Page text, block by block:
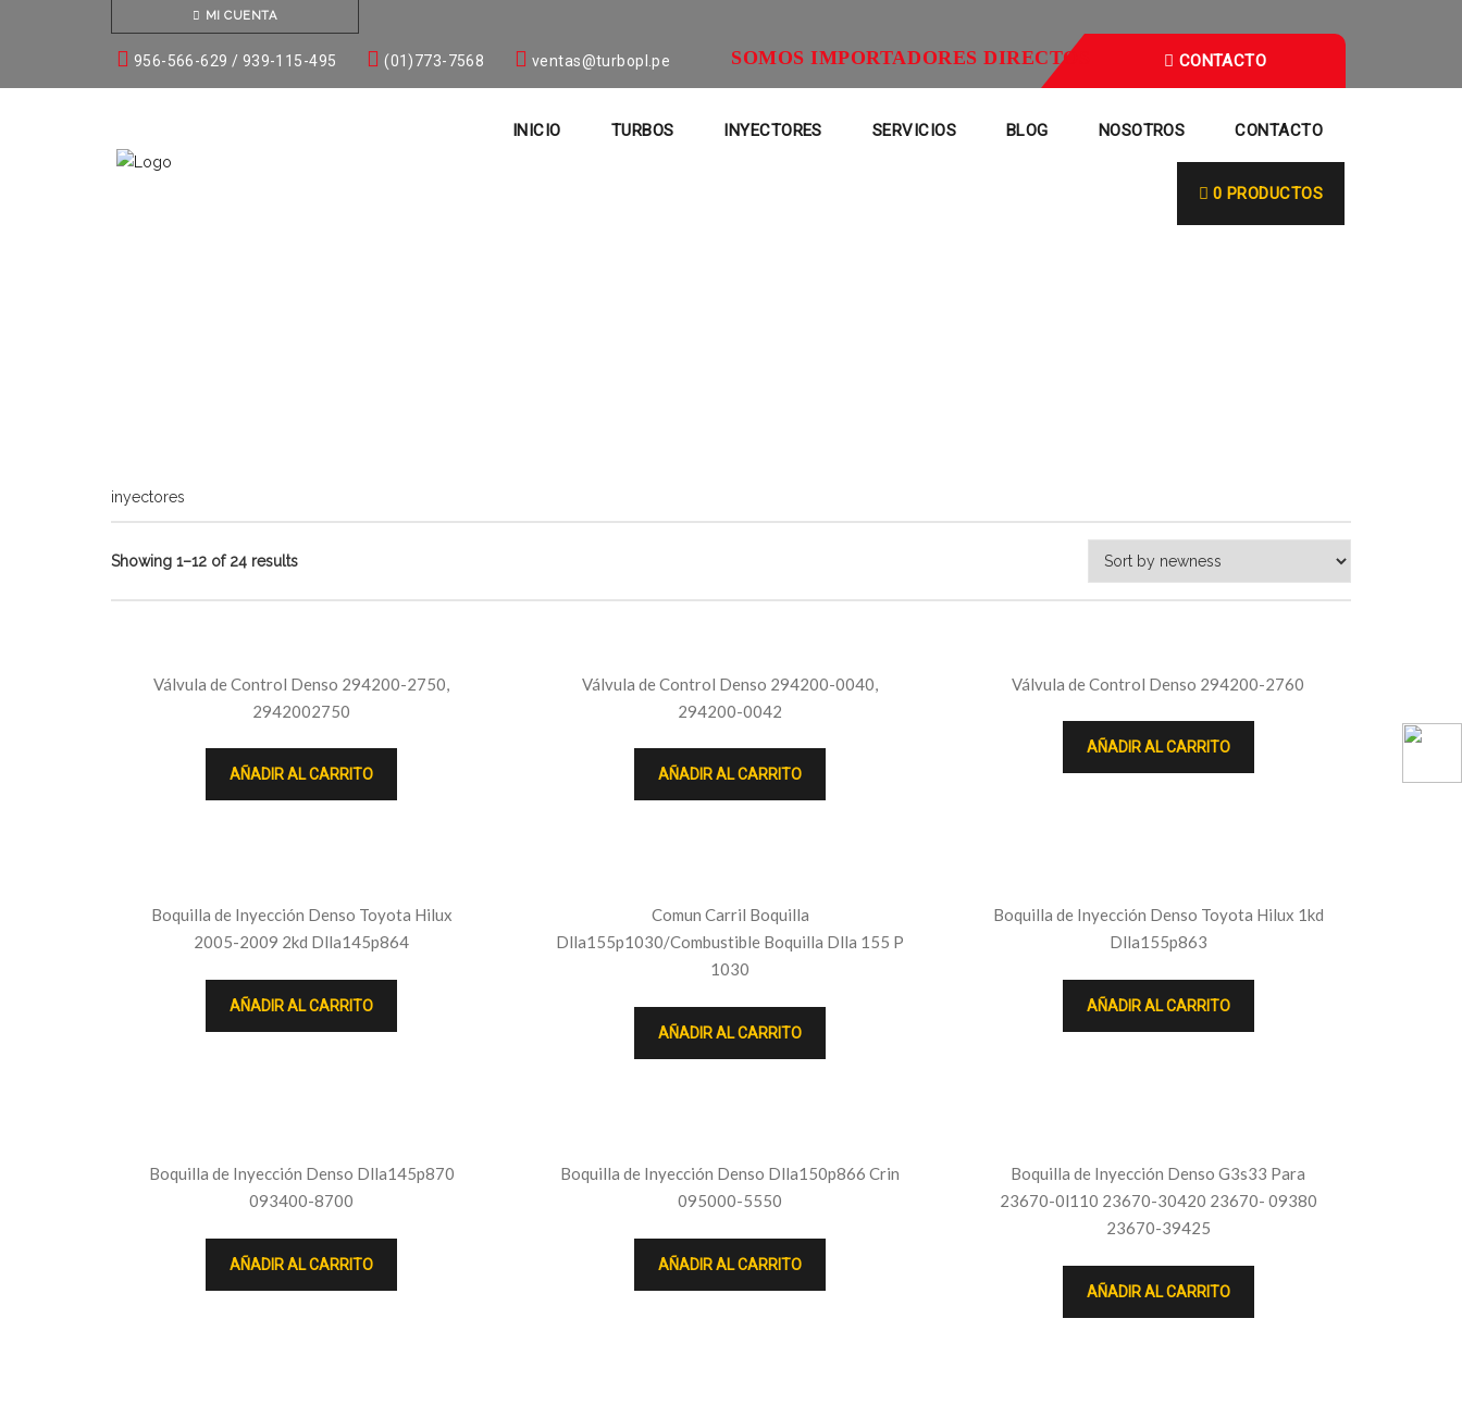
MI CUENTA
956-566-629 / 939-115-495 (01)773-7568 ventas@turbopl.pe SOMOS IMPORTADORES DIRECTOS CONTACTO
INICIO TURBOS INYECTORES SERVICIOS BLOG NOSOTROS CONTACTO
0 PRODUCTOS
inyectores
Showing 1–12 of 24 results
Válvula de Control Denso 294200-2750,
2942002750
AÑADIR AL CARRITO
Válvula de Control Denso 294200-0040,
294200-0042
AÑADIR AL CARRITO
Válvula de Control Denso 294200-2760
AÑADIR AL CARRITO
Boquilla de Inyección Denso Toyota Hilux
2005-2009 2kd Dlla145p864
AÑADIR AL CARRITO
Comun Carril Boquilla
Dlla155p1030/Combustible Boquilla Dlla 155 P
1030
AÑADIR AL CARRITO
Boquilla de Inyección Denso Toyota Hilux 1kd
Dlla155p863
AÑADIR AL CARRITO
Boquilla de Inyección Denso Dlla145p870
093400-8700
AÑADIR AL CARRITO
Boquilla de Inyección Denso Dlla150p866 Crin
095000-5550
AÑADIR AL CARRITO
Boquilla de Inyección Denso G3s33 Para
23670-0l110 23670-30420 23670- 09380
23670-39425
AÑADIR AL CARRITO